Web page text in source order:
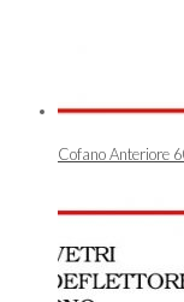
Cofano Anteriore